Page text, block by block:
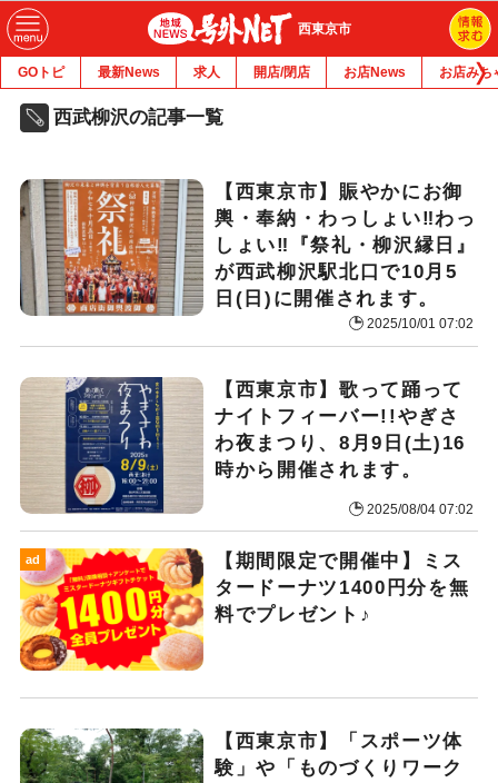
西東京市
GOトピ 最新News 求人 開店/閉店 お店News お店みち
西武柳沢の記事一覧
【西東京市】賑やかにお御
輿・奉納・わっしょい‼︎わっ
しょい‼︎『祭礼・柳沢縁日』
が西武柳沢駅北口で10月5
日(日)に開催されます。
2025/10/01 07:02
【西東京市】歌って踊って
ナイトフィーバー!!やぎさ
わ夜まつり、8月9日(土)16
時から開催されます。
2025/08/04 07:02
ad
【期間限定で開催中】ミス
タードーナツ1400円分を無
料でプレゼント♪
【西東京市】「スポーツ体
験」や「ものづくりワーク